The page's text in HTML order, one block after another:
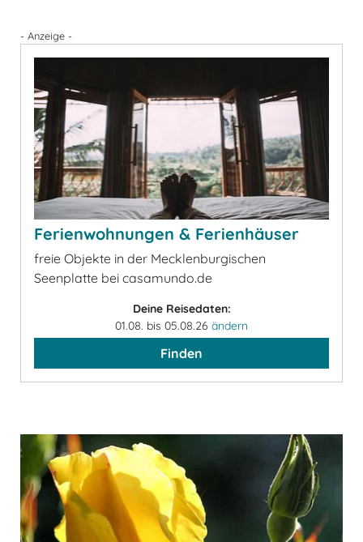
- Anzeige -
Ferienwohnungen & Ferienhäuser
freie Objekte in der Mecklenburgischen
Seenplatte bei casamundo.de
Deine Reisedaten:
01.08. bis 05.08.26 ändern
Finden